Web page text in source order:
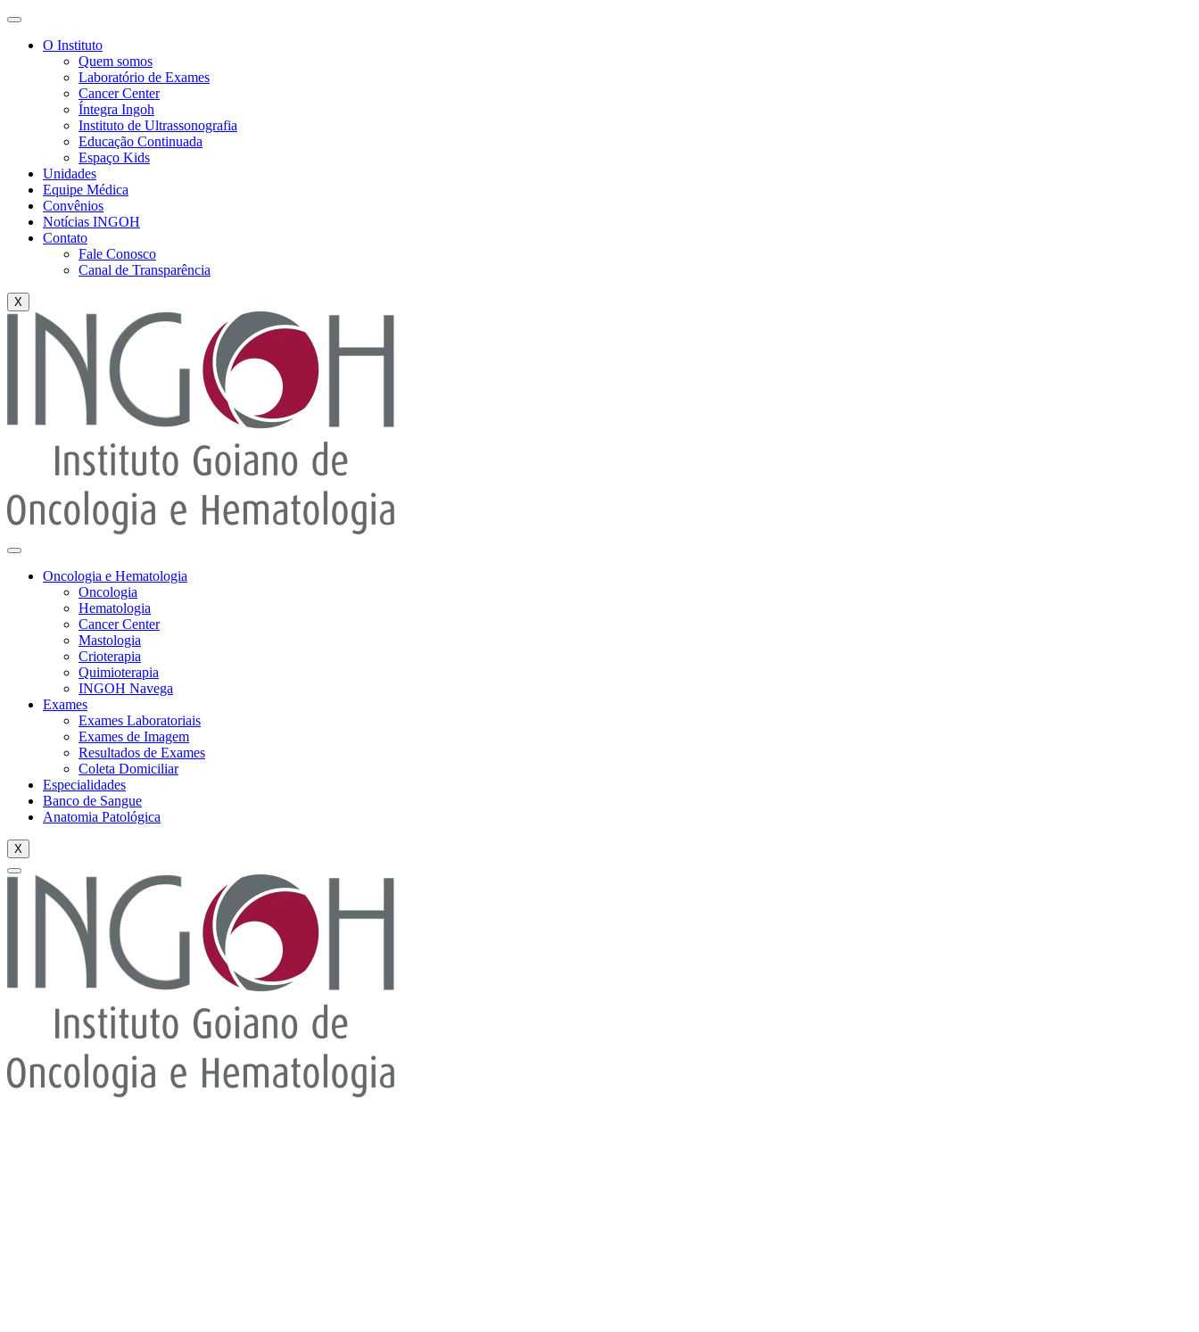
O Instituto
Quem somos
Laboratório de Exames
Cancer Center
Íntegra Ingoh
Instituto de Ultrassonografia
Educação Continuada
Espaço Kids
Unidades
Equipe Médica
Convênios
Notícias INGOH
Contato
Fale Conosco
Canal de Transparência
X
Oncologia e Hematologia
Oncologia
Hematologia
Cancer Center
Mastologia
Crioterapia
Quimioterapia
INGOH Navega
Exames
Exames Laboratoriais
Exames de Imagem
Resultados de Exames
Coleta Domiciliar
Especialidades
Banco de Sangue
Anatomia Patológica
X